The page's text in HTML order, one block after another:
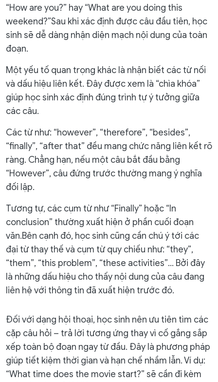
“How are you?” hay “What are you doing this
weekend?”Sau khi xác định được câu đầu tiên, học
sinh sẽ dễ dàng nhận diện mạch nội dung của toàn
đoạn.
Một yếu tố quan trọng khác là nhận biết các từ nối
và dấu hiệu liên kết. Đây được xem là “chìa khóa”
giúp học sinh xác định đúng trình tự ý tưởng giữa
các câu.
Các từ như: “however”, “therefore”, “besides”,
“finally”, “after that” đều mang chức năng liên kết rõ
ràng. Chẳng hạn, nếu một câu bắt đầu bằng
“However”, câu đứng trước thường mang ý nghĩa
đối lập.
Tương tự, các cụm từ như “Finally” hoặc “In
conclusion” thường xuất hiện ở phần cuối đoạn
văn.Bên cạnh đó, học sinh cũng cần chú ý tới các
đại từ thay thế và cụm từ quy chiếu như: “they”,
“them”, “this problem”, “these activities”… Bởi đây
là những dấu hiệu cho thấy nội dung của câu đang
liên hệ với thông tin đã xuất hiện trước đó.
Đối với dạng hội thoại, học sinh nên ưu tiên tìm các
cặp câu hỏi – trả lời tương ứng thay vì cố gắng sắp
xếp toàn bộ đoạn ngay từ đầu. Đây là phương pháp
giúp tiết kiệm thời gian và hạn chế nhầm lẫn. Ví dụ:
“What time does the movie start?” sẽ cần đi kèm